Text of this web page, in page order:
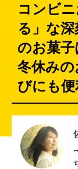
コンビ
る」な
のお菓子
冬休み
びにも